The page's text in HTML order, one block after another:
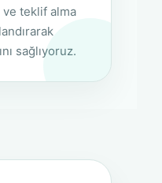
teklif alma
sağlıyoruz.